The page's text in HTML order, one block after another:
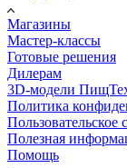
Магазины
Мастер-классы
Готовые решения
Дилерам
3D-модели
Политика
Пользовательское
Полезная
Помощь